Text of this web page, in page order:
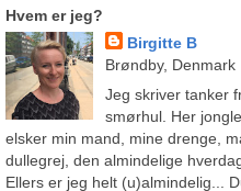
Hvem er jeg?
Birgitte B
Brøndby, Denmark
Jeg skriver tanker
smørhul. Her
elsker min mand, mine drenge,
dullegrej, den almindelige
Ellers er jeg helt (u)almindelig...